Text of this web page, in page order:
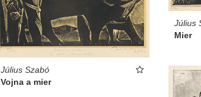
Július Szabó
Vojna a mier
Július
Mier